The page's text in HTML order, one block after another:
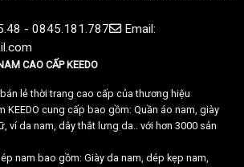
- 0845.181.787
Email:
CAO CẤP KEEDO
lẻ thời trang cao cấp của thương hiệu
KEEDO cung cấp bao gồm: Quần áo nam, giày
ví da nam, dây thắt lưng da.. với hơn 3000 sản
nam bao gồm: Giày da nam, dép kẹp nam,